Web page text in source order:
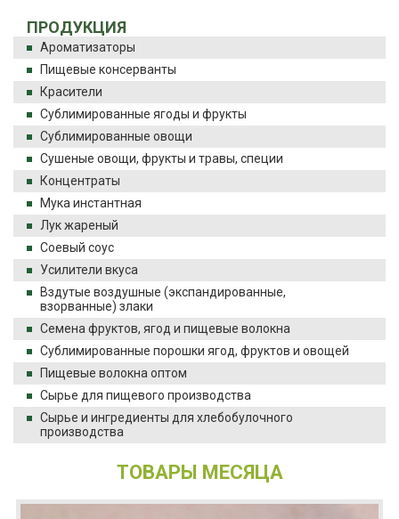
ПРОДУКЦИЯ
Ароматизаторы
Пищевые консерванты
Красители
Сублимированные ягоды и фрукты
Сублимированные овощи
Сушеные овощи, фрукты и травы, специи
Концентраты
Мука инстантная
Лук жареный
Соевый соус
Усилители вкуса
Вздутые воздушные (экспандированные,
взорванные) злаки
Семена фруктов, ягод и пищевые волокна
Сублимированные порошки ягод, фруктов и овощей
Пищевые волокна оптом
Сырье для пищевого производства
Сырье и ингредиенты для хлебобулочного
производства
ТОВАРЫ МЕСЯЦА